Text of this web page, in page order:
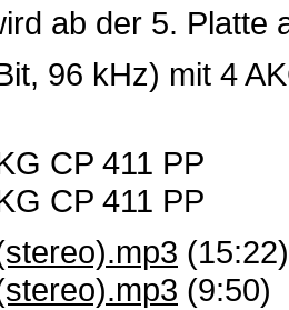
ab der 5. Platte
96 kHz) mit 4
CP 411 PP
CP 411 PP
(15:22)
(9:50)